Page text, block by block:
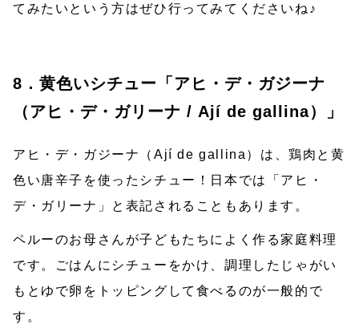
てみたいという方はぜひ行ってみてくださいね♪
8．黄色いシチュー「アヒ・デ・ガジーナ
（アヒ・デ・ガリーナ / Ají de gallina）」
アヒ・デ・ガジーナ（Ají de gallina）は、鶏肉と黄
色い唐辛子を使ったシチュー！日本では「アヒ・
デ・ガリーナ」と表記されることもあります。
ペルーのお母さんが子どもたちによく作る家庭料理
です。ごはんにシチューをかけ、調理したじゃがい
もとゆで卵をトッピングして食べるのが一般的で
す。